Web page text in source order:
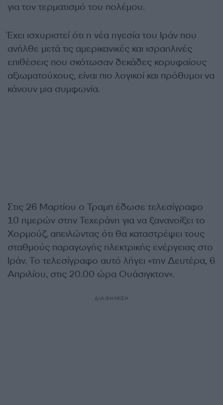
για τον τερματισμό του πολέμου.
Έχει ισχυριστεί ότι η νέα ηγεσία του Ιράν που
ανήλθε μετά τις αμερικανικές και ισραηλινές
επιθέσεις που σκότωσαν δεκάδες κορυφαίους
αξιωματούχους, είναι πιο λογικοί και πρόθυμοι να
κάνουν μια συμφωνία.
Στις 26 Μαρτίου ο Τραμπ έδωσε τελεσίγραφο
10 ημερών στην Τεχεράνη για να ξανανοίξει το
Χορμούζ, απειλώντας ότι θα καταστρέψει τους
σταθμούς παραγωγής ηλεκτρικής ενέργειας στο
Ιράν. Το τελεσίγραφο αυτό λήγει «την Δευτέρα, 6
Απριλίου, στις 20.00 ώρα Ουάσιγκτον».
ΔΙΑΦΗΜΙΣΗ